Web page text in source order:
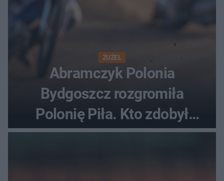
ŻUŻEL
Abramczyk Polonia
Bydgoszcz rozgromiła
Polonię Piła. Kto zdobył
najwięcej punktów?